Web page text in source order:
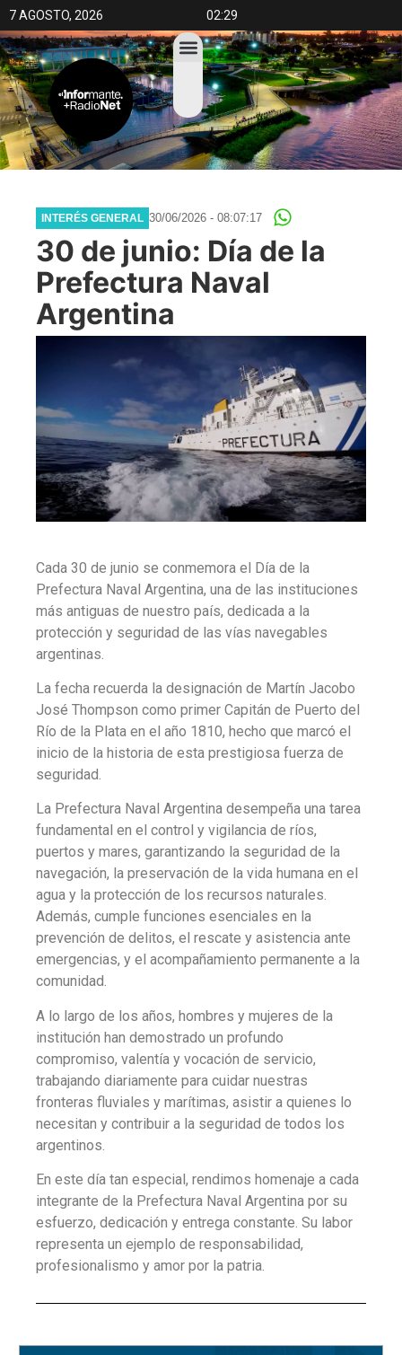
7 AGOSTO, 2026 02:29
INTERÉS GENERAL 30/06/2026 - 08:07:17
30 de junio: Día de la
Prefectura Naval
Argentina
Cada 30 de junio se conmemora el Día de la
Prefectura Naval Argentina, una de las instituciones
más antiguas de nuestro país, dedicada a la
protección y seguridad de las vías navegables
argentinas.
La fecha recuerda la designación de Martín Jacobo
José Thompson como primer Capitán de Puerto del
Río de la Plata en el año 1810, hecho que marcó el
inicio de la historia de esta prestigiosa fuerza de
seguridad.
La Prefectura Naval Argentina desempeña una tarea
fundamental en el control y vigilancia de ríos,
puertos y mares, garantizando la seguridad de la
navegación, la preservación de la vida humana en el
agua y la protección de los recursos naturales.
Además, cumple funciones esenciales en la
prevención de delitos, el rescate y asistencia ante
emergencias, y el acompañamiento permanente a la
comunidad.
A lo largo de los años, hombres y mujeres de la
institución han demostrado un profundo
compromiso, valentía y vocación de servicio,
trabajando diariamente para cuidar nuestras
fronteras fluviales y marítimas, asistir a quienes lo
necesitan y contribuir a la seguridad de todos los
argentinos.
En este día tan especial, rendimos homenaje a cada
integrante de la Prefectura Naval Argentina por su
esfuerzo, dedicación y entrega constante. Su labor
representa un ejemplo de responsabilidad,
profesionalismo y amor por la patria.